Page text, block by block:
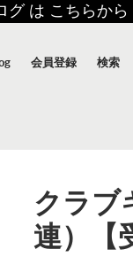
グ は こちらから
会員登録 検索
クラブ
連）【